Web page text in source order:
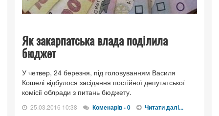
Як закарпатська влада поділила
бюджет
У четвер, 24 березня, під головуванням Василя
Кошелі відбулося засідання постійної депутатської
комісії облради з питань бюджету.
25.03.2016 10:38 Коменарів - 0 Читати далі...